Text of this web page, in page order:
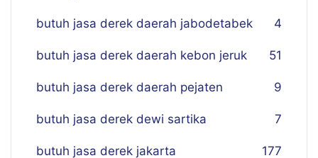
butuh jasa derek daerah jabodetabek 4
butuh jasa derek daerah kebon jeruk 51
butuh jasa derek daerah pejaten 9
butuh jasa derek dewi sartika 7
butuh jasa derek jakarta 177